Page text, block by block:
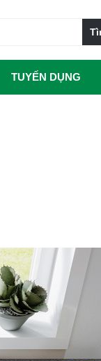
TUYẾN DỤNG